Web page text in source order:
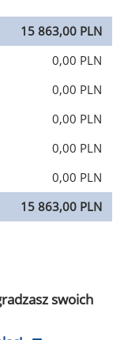
15 863,00 PLN
0,00 PLN
0,00 PLN
0,00 PLN
0,00 PLN
0,00 PLN
15 863,00 PLN
swoich